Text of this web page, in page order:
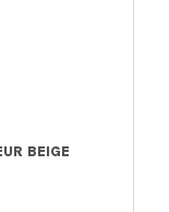
BEIGE